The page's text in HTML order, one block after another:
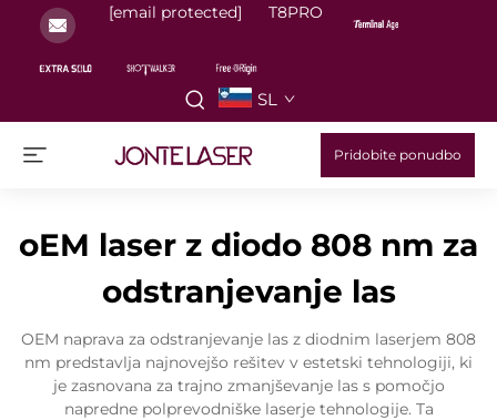
[email protected] T8PRO
SL
Pridobite ponudbo
oEM laser z diodo 808 nm za
odstranjevanje las
OEM naprava za odstranjevanje las z diodnim laserjem 808
nm predstavlja najnovejšo rešitev v estetski tehnologiji, ki
je zasnovana za trajno zmanjševanje las s pomočjo
napredne polprevodniške laserje tehnologije. Ta